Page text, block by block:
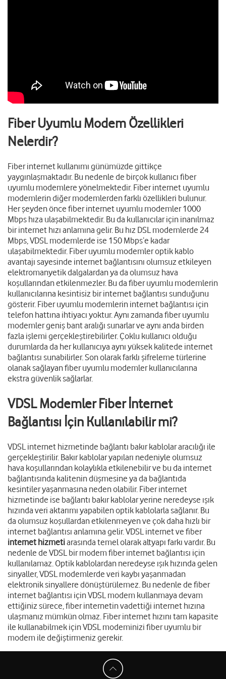
Fiber Uyumlu Modem Özellikleri
Nelerdir?
Fiber internet kullanımı günümüzde gittikçe
yaygınlaşmaktadır. Bu nedenle de birçok kullanıcı fiber
uyumlu modemlere yönelmektedir. Fiber internet uyumlu
modemlerin diğer modemlerden farklı özellikleri bulunur.
Her şeyden önce fiber internet uyumlu modemler 1000
Mbps hıza ulaşabilmektedir. Bu da kullanıcılar için inanılmaz
bir internet hızı anlamına gelir. Bu hız DSL modemlerde 24
Mbps, VDSL modemlerde ise 150 Mbps’e kadar
ulaşabilmektedir. Fiber uyumlu modemler optik kablo
avantajı sayesinde internet bağlantısını olumsuz etkileyen
elektromanyetik dalgalardan ya da olumsuz hava
koşullarından etkilenmezler. Bu da fiber uyumlu modemlerin
kullanıcılarına kesintisiz bir internet bağlantısı sunduğunu
gösterir. Fiber uyumlu modemlerin internet bağlantısı için
telefon hattına ihtiyacı yoktur. Aynı zamanda fiber uyumlu
modemler geniş bant aralığı sunarlar ve aynı anda birden
fazla işlemi gerçekleştirebilirler. Çoklu kullanıcı olduğu
durumlarda da her kullanıcıya aynı yüksek kalitede internet
bağlantısı sunabilirler. Son olarak farklı şifreleme türlerine
olanak sağlayan fiber uyumlu modemler kullanıcılarına
ekstra güvenlik sağlarlar.
VDSL Modemler Fiber İnternet
Bağlantısı İçin Kullanılabilir mi?
VDSL internet hizmetinde bağlantı bakır kablolar aracılığı ile
gerçekleştirilir. Bakır kablolar yapıları nedeniyle olumsuz
hava koşullarından kolaylıkla etkilenebilir ve bu da internet
bağlantısında kalitenin düşmesine ya da bağlantıda
kesintiler yaşanmasına neden olabilir. Fiber internet
hizmetinde ise bağlantı bakır kablolar yerine neredeyse ışık
hızında veri aktarımı yapabilen optik kablolarla sağlanır. Bu
da olumsuz koşullardan etkilenmeyen ve çok daha hızlı bir
internet bağlantısı anlamına gelir. VDSL internet ve fiber
internet hizmetiarasında temel olarak altyapı farkı vardır. Bu
nedenle de VDSL bir modem fiber internet bağlantısı için
kullanılamaz. Optik kablolardan neredeyse ışık hızında gelen
sinyaller, VDSL modemlerde veri kaybı yaşanmadan
elektronik sinyallere dönüştürülemez. Bu nedenle de fiber
internet bağlantısı için VDSL modem kullanmaya devam
ettiğiniz sürece, fiber internetin vadettiği internet hızına
ulaşmanız mümkün olmaz. Fiber internet hızını tam kapasite
ile kullanabilmek için VDSL modeminizi fiber uyumlu bir
modem ile değiştirmeniz gerekir.